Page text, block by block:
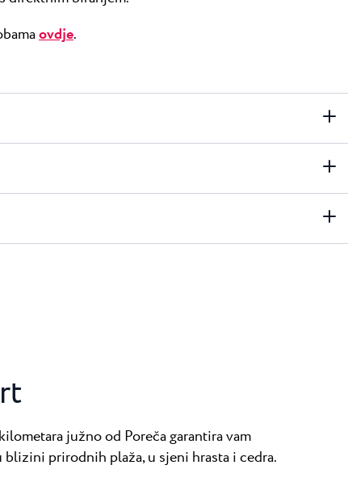
ovdje.
južno od Poreča garantira vam
prirodnih plaža, u sjeni hrasta i cedra.